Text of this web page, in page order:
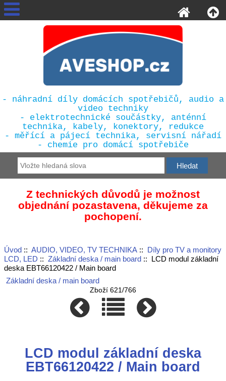
- náhradní díly domácích spotřebičů, audio a
video techniky
- elektrotechnické součástky, anténní
technika, kabely, konektory, redukce
- měřící a pájecí technika, servisní nářadí
- chemie pro domácí spotřebiče
Z technických důvodů je možnost
objednání pozastavena, děkujeme za
pochopení.
Úvod:: AUDIO, VIDEO, TV TECHNIKA:: Díly pro TV a monitory
LCD, LED :: Základní deska / main board:: LCD modul základní
deska EBT66120422 / Main board
Základní deska / main board
Zboží 621/766
LCD modul základní deska
EBT66120422 / Main board